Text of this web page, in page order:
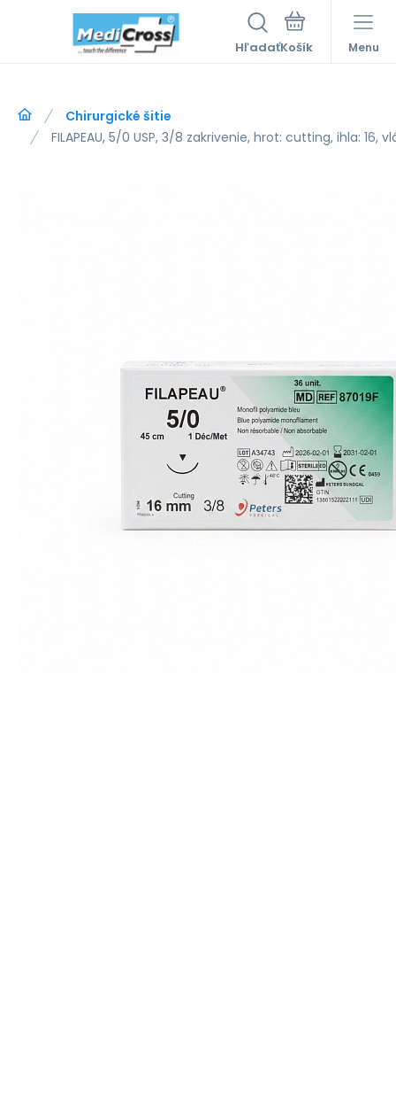
Hľadať Menu
Chirurgické šitie
FILAPEAU, 5/0 USP, 3/8 zakrivenie, hrot: cutting, ihla: 16,